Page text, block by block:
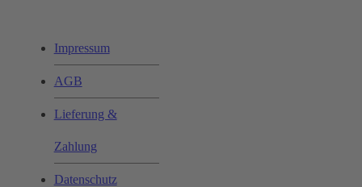
Impressum
AGB
Lieferung &
Zahlung
Datenschutz